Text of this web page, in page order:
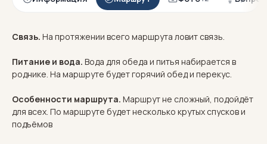
Связь. На протяжении всего маршрута ловит связь.
Питание и вода. Вода для обеда и питья набирается в
роднике. На маршруте будет горячий обед и перекус.
Особенности маршрута. Маршрут не сложный, подойдёт
для всех. По маршруте будет несколько крутых спусков и
подъёмов